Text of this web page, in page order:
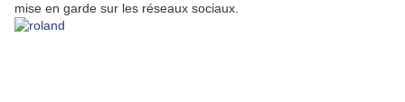
mise en garde sur les réseaux sociaux.